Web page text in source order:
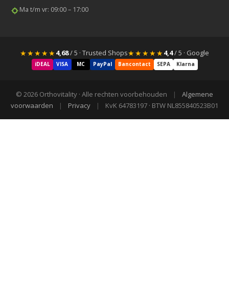
Ma t/m vr: 09:00 – 17:00
★★★★★4,68/ 5 · Trusted Shops★★★★★4,4/ 5 · Google
iDEAL VISA MC PayPal Bancontact SEPA Klarna
© 2026 Orthovitality · Alle rechten voorbehouden |
Algemene
voorwaarden
| Privacy | KvK 64783197 · BTW NL855840523B01